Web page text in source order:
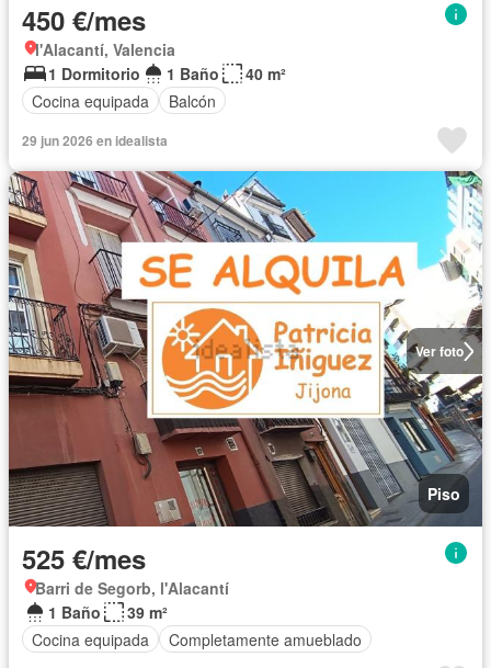
450 €/mes
l'Alacantí, Valencia
1 Dormitorio
1 Baño
40 m²
Cocina equipada
Balcón
29 jun 2026 en idealista
Ver foto
Piso
525 €/mes
Barri de Segorb, l'Alacantí
1 Baño
39 m²
Cocina equipada
Completamente amueblado